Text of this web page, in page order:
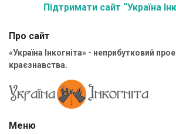
Підтримати сайт “Україна
Про сайт
«Україна Інкогніта» - неприбутковий
краєзнавства.
Меню